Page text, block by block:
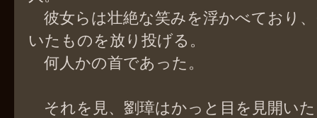
彼女らは壮絶な笑みを浮かべており
いたものを放り投げる。
何人かの首であった。
それを見、劉璋はかっと目を見開い